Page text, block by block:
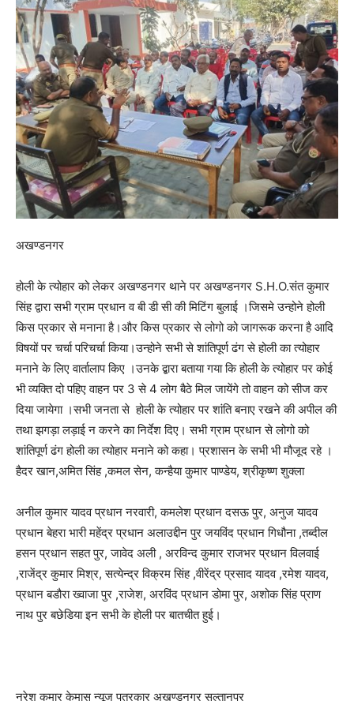
अखण्डनगर
होली के त्योहार को लेकर अखण्डनगर थाने पर अखण्डनगर S.H.O.संत कुमार
सिंह द्वारा सभी ग्राम प्रधान व बी डी सी की मिटिंग बुलाई ।जिसमे उन्होने होली
किस प्रकार से मनाना है।और किस प्रकार से लोगो को जागरूक करना है आदि
विषयों पर चर्चा परिचर्चा किया।उन्होने सभी से शांतिपूर्ण ढंग से होली का त्योहार
मनाने के लिए वार्तालाप किए ।उनके द्बारा बताया गया कि होली के त्योहार पर कोई
भी व्यक्ति दो पहिए वाहन पर 3 से 4 लोग बैठे मिल जायेंगे तो वाहन को सीज कर
दिया जायेगा ।सभी जनता से होली के त्योहार पर शांति बनाए रखने की अपील की
तथा झगड़ा लड़ाई न करने का निर्देश दिए। सभी ग्राम प्रधान से लोगो को
शांतिपूर्ण ढंग होली का त्योहार मनाने को कहा। प्रशासन के सभी भी मौजूद रहे ।
हैदर खान,अमित सिंह ,कमल सेन, कन्हैया कुमार पाण्डेय, श्रीकृष्ण शुक्ला
अनील कुमार यादव प्रधान नरवारी, कमलेश प्रधान दसऊ पुर, अनुज यादव
प्रधान बेहरा भारी महेंद्र प्रधान अलाउद्दीन पुर जयविंद प्रधान गिधौना ,तब्दील
हसन प्रधान सहत पुर, जावेद अली , अरविन्द कुमार राजभर प्रधान विलवाई
,राजेंद्र कुमार मिश्र, सत्येन्द्र विक्रम सिंह ,वीरेंद्र प्रसाद यादव ,रमेश यादव,
प्रधान बडौरा ख्वाजा पुर ,राजेश, अरविंद प्रधान डोमा पुर, अशोक सिंह प्राण
नाथ पुर बछेडिया इन सभी के होली पर बातचीत हुई।
नरेश कुमार केमास न्यूज पत्रकार अखण्डनगर सुल्तानपुर